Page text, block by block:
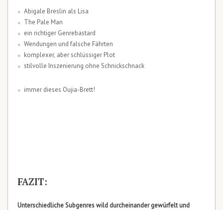
Abigale Breslin als Lisa
The Pale Man
ein richtiger Genrebastard
Wendungen und falsche Fährten
komplexer, aber schlüssiger Plot
stilvolle Inszenierung ohne Schnickschnack
immer dieses Oujia-Brett!
FAZIT:
Unterschiedliche Subgenres wild durcheinander gewürfelt und